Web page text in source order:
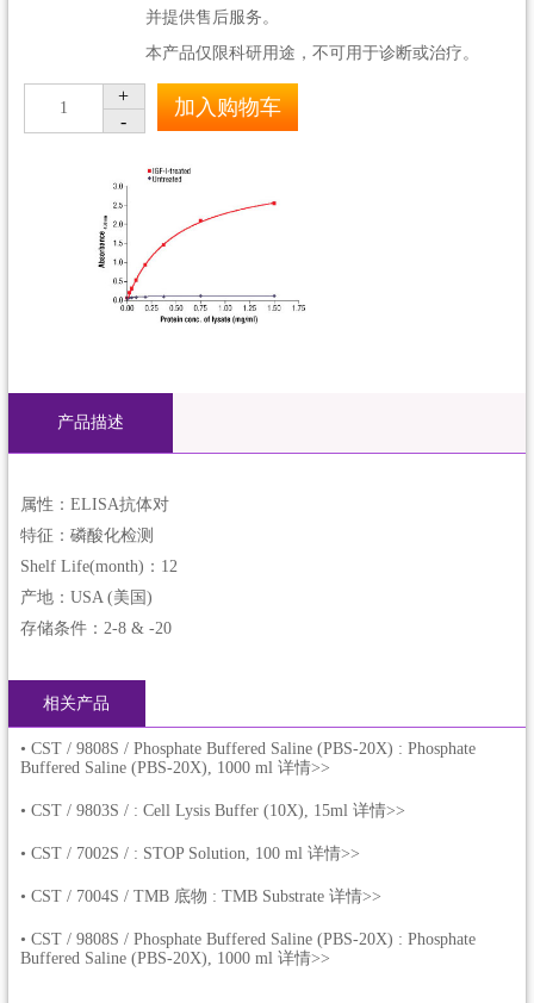
并提供售后服务。
本产品仅限科研用途，不可用于诊断或治疗。
1
+
-
加入购物车
产品描述
属性：ELISA抗体对
特征：磷酸化检测
Shelf Life(month)：12
产地：USA (美国)
存储条件：2-8 & -20
相关产品
• CST / 9808S / Phosphate Buffered Saline (PBS-20X) : Phosphate
Buffered Saline (PBS-20X), 1000 ml 详情>>
• CST / 9803S / : Cell Lysis Buffer (10X), 15ml 详情>>
• CST / 7002S / : STOP Solution, 100 ml 详情>>
• CST / 7004S / TMB 底物 : TMB Substrate 详情>>
• CST / 9808S / Phosphate Buffered Saline (PBS-20X) : Phosphate
Buffered Saline (PBS-20X), 1000 ml 详情>>